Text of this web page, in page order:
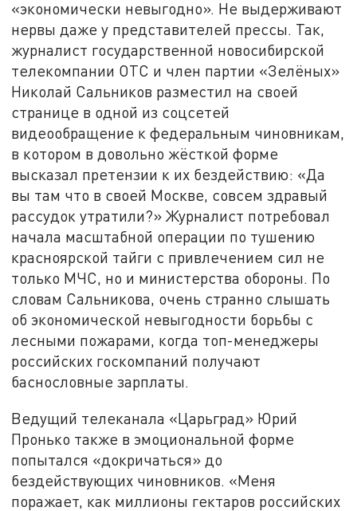
«экономически невыгодно». Не выдерживают
нервы даже у представителей прессы. Так,
журналист государственной новосибирской
телекомпании ОТС и член партии «Зелёных»
Николай Сальников разместил на своей
странице в одной из соцсетей
видеообращение к федеральным чиновникам,
в котором в довольно жёсткой форме
высказал претензии к их бездействию: «Да
вы там что в своей Москве, совсем здравый
рассудок утратили?» Журналист потребовал
начала масштабной операции по тушению
красноярской тайги с привлечением сил не
только МЧС, но и министерства обороны. По
словам Сальникова, очень странно слышать
об экономической невыгодности борьбы с
лесными пожарами, когда топ-менеджеры
российских госкомпаний получают
баснословные зарплаты.
Ведущий телеканала «Царьград» Юрий
Пронько также в эмоциональной форме
попытался «докричаться» до
бездействующих чиновников. «Меня
поражает, как миллионы гектаров российских